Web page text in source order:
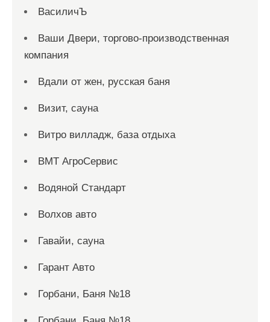
ВасиличЪ
Ваши Двери, торгово-производственная
компания
Вдали от жен, русская баня
Визит, сауна
Витро вилладж, база отдыха
ВМТ АгроСервис
Водяной Стандарт
Волхов авто
Гавайи, сауна
Гарант Авто
Горбани, Баня №18